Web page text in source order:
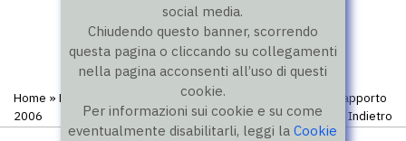
social media.
Chiudendo questo banner, scorrendo
questa pagina o cliccando su collegamenti
nella pagina acconsenti all’uso di questi
cookie.
Per informazioni sui cookie e su come
eventualmente disabilitarli, leggi laCookie
Home » Leggi atti documenti Rapporti sulla legislazione
» Rapporto
2006
Indietro